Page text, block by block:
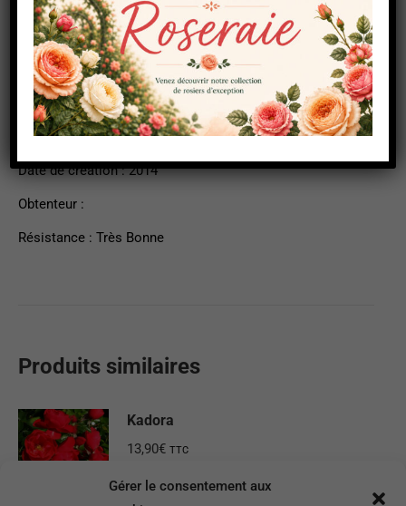
Gérer le consentement aux
Description
Informations complémentaires
Forme : Buisson
Date de création : 2014
Obtenteur :
Résistance : Très Bonne
Produits similaires
Kadora
13,90€ TTC